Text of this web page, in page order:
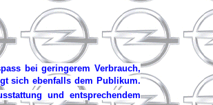
bei geringerem Verbrauch,
sich ebenfalls dem Publikum.
und entsprechendem